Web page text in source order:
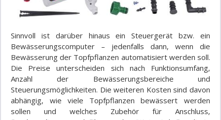
Sinnvoll ist darüber hinaus ein Steuergerät bzw. ein
Bewässerungscomputer – jedenfalls dann, wenn die
Bewässerung der Topfpflanzen automatisiert werden soll.
Die Preise unterscheiden sich nach Funktionsumfang,
Anzahl der Bewässerungsbereiche und
Steuerungsmöglichkeiten. Die weiteren Kosten sind davon
abhängig, wie viele Topfpflanzen bewässert werden
sollen und welches Zubehör für Anschluss,